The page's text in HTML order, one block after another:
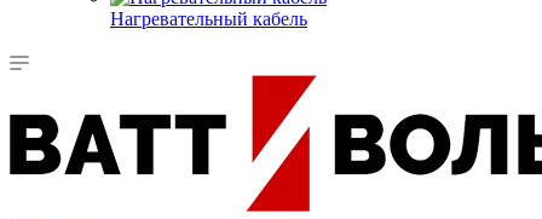
Нагревательный кабель